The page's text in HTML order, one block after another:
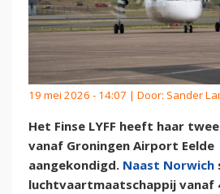
19 mei 2026 - 14:07 | Door: Sander
Het Finse LYFF heeft haar
vanaf Groningen Airport Eelde
aangekondigd. Naast Norwich
luchtvaartmaatschappij vanaf